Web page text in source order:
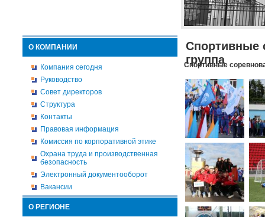
О КОМПАНИИ
Компания сегодня
Руководство
Совет директоров
Структура
Контакты
Правовая информация
Комиссия по корпоративной этике
Охрана труда и производственная
безопасность
Электронный документооборот
Вакансии
О РЕГИОНЕ
Спортивные
группа
Спортивные